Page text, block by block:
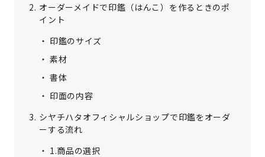
オーダーメイドで印鑑（はんこ）を作るときのポ
イント
印鑑のサイズ
素材
書体
印面の内容
シヤチハタオフィシャルショップで印鑑をオーダ
ーする流れ
1.商品の選択